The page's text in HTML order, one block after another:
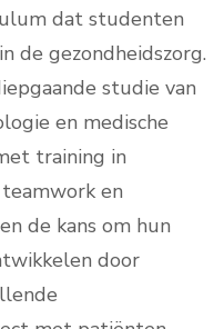
dat studenten
de gezondheidszorg.
studie van
en medische
training in
en
de kans om hun
door